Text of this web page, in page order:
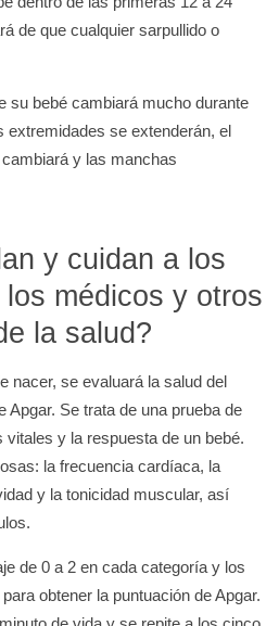
de que cualquier sarpullido o
su bebé cambiará mucho durante
extremidades se extenderán, el
y las manchas
y cuidan a los
médicos y otros
la salud?
nacer, se evaluará la salud del
Apgar. Se trata de una prueba de
vitales y la respuesta de un bebé.
la frecuencia cardíaca, la
y la tonicidad muscular, así
de 0 a 2 en cada categoría y los
obtener la puntuación de Apgar.